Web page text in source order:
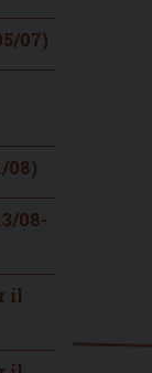
07)
08)
08-
il